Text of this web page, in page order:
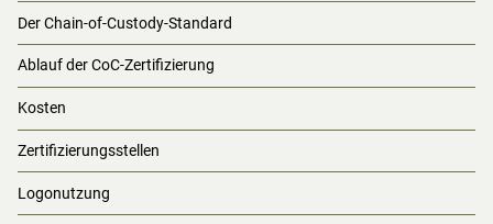
Der Chain-of-Custody-Standard
Ablauf der CoC-Zertifizierung
Kosten
Zertifizierungsstellen
Logonutzung